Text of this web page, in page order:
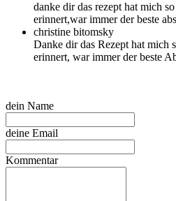
danke dir das rezept hat mich
erinnert,war immer der beste
christine bitomsky
Danke dir das Rezept hat mich
erinnert, war immer der beste
dein Name
deine Email
Kommentar